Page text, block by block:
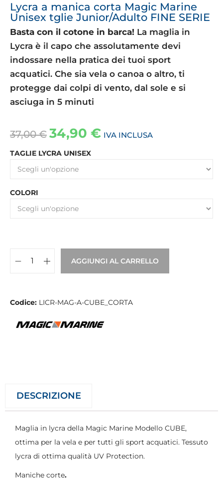
Lycra a manica corta Magic Marine
Unisex tglie Junior/Adulto FINE SERIE
Basta con il cotone in barca! La maglia in
Lycra è il capo che assolutamente devi
indossare nella pratica dei tuoi sport
acquatici. Che sia vela o canoa o altro, ti
protegge dai colpi di vento, dal sole e si
asciuga in 5 minuti
37,00€ 34,90 € IVA INCLUSA
TAGLIE LYCRA UNISEX
COLORI
AGGIUNGI AL CARRELLO
Codice: LICR-MAG-A-CUBE_CORTA
DESCRIZIONE
Maglia in lycra della Magic Marine Modello CUBE,
ottima per la vela e per tutti gli sport acquatici. Tessuto
lycra di ottima qualità UV Protection.
Maniche corte.